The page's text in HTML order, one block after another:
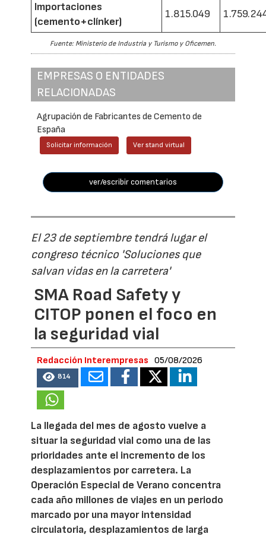
Importaciones
(cemento+clínker)
1.815.049
Fuente: Ministerio de Industria y Turismo y Oficemen.
EMPRESAS O ENTIDADES
RELACIONADAS
Agrupación de Fabricantes de Cemento de
España
Solicitar información Ver stand virtual
ver/escribir comentarios
El 23 de septiembre tendrá lugar el
congreso técnico 'Soluciones que
salvan vidas en la carretera'
SMA Road Safety y
CITOP ponen el foco en
la seguridad vial
Redacción Interempresas 05/08/2026
814
La llegada del mes de agosto vuelve a
situar la seguridad vial como una de las
prioridades ante el incremento de los
desplazamientos por carretera. La
Operación Especial de Verano concentra
cada año millones de viajes en un periodo
marcado por una mayor intensidad
circulatoria, desplazamientos de larga